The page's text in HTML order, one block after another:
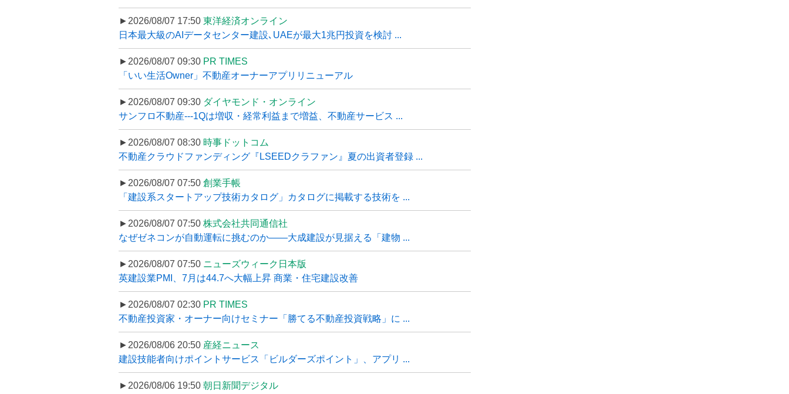
►2026/08/07 17:50 東洋経済オンライン
日本最大級のAIデータセンター建設､UAEが最大1兆円投資を検討 ...
►2026/08/07 09:30 PR TIMES
「いい生活Owner」不動産オーナーアプリリニューアル
►2026/08/07 09:30 ダイヤモンド・オンライン
サンフロ不動産---1Qは増収・経常利益まで増益、不動産サービス ...
►2026/08/07 08:30 時事ドットコム
不動産クラウドファンディング『LSEEDクラファン』夏の出資者登録 ...
►2026/08/07 07:50 創業手帳
「建設系スタートアップ技術カタログ」カタログに掲載する技術を ...
►2026/08/07 07:50 株式会社共同通信社
なぜゼネコンが自動運転に挑むのか――大成建設が見据える「建物 ...
►2026/08/07 07:50 ニューズウィーク日本版
英建設業PMI、7月は44.7へ大幅上昇 商業・住宅建設改善
►2026/08/07 02:30 PR TIMES
不動産投資家・オーナー向けセミナー「勝てる不動産投資戦略」に ...
►2026/08/06 20:50 産経ニュース
建設技能者向けポイントサービス「ビルダーズポイント」、アプリ ...
►2026/08/06 19:50 朝日新聞デジタル